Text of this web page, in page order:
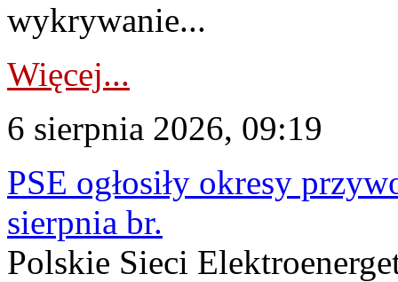
wykrywanie...
Więcej...
6 sierpnia 2026, 09:19
PSE ogłosiły okresy
sierpnia br.
Polskie Sieci